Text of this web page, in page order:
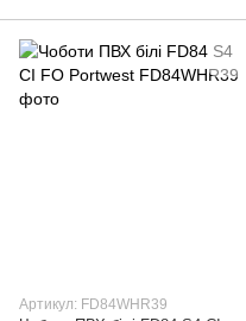
Артикул: FD84WHR39